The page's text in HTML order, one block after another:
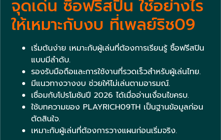
จุดเด่น ซื้อฟรีสปิน ใช้อย่างไร
ให้เหมาะกับงบ ที่เพลย์ริช09
เริ่มต้นง่าย เหมาะกับผู้เล่นที่ต้องการเรียนรู้ ซื้อฟรีสปิน
แบบมีลำดับ.
รองรับมือถือและการใช้งานที่รวดเร็วสำหรับผู้เล่นไทย.
มีแนวทางวางงบ ช่วยให้ไม่เล่นตามอารมณ์.
เชื่อมกับโปรโมชันปี 2026 ได้เมื่ออ่านเงื่อนไขครบ.
ใช้บทความของ PLAYRICH09TH เป็นฐานข้อมูลก่อน
ตัดสินใจ.
เหมาะกับผู้เล่นที่ต้องการวางแผนก่อนเริ่มจริง.